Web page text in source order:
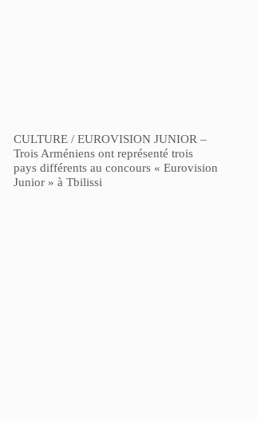
CULTURE / EUROVISION JUNIOR –
Trois Arméniens ont représenté trois
pays différents au concours « Eurovision
Junior » à Tbilissi